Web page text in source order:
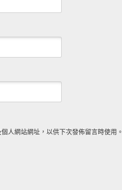
人網站網址，以供下次發佈留言時使用。